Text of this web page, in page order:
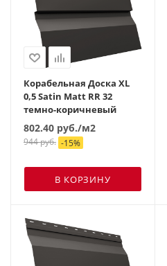
Корабельная Доска XL
0,5 Satin Мatt RR 32
темно-коричневый
802.40 руб./м2
944руб. -15%
В КОРЗИНУ